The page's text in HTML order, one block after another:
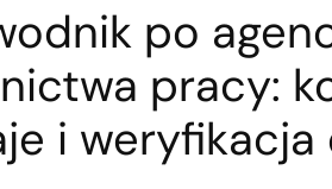
po
pracy:
i